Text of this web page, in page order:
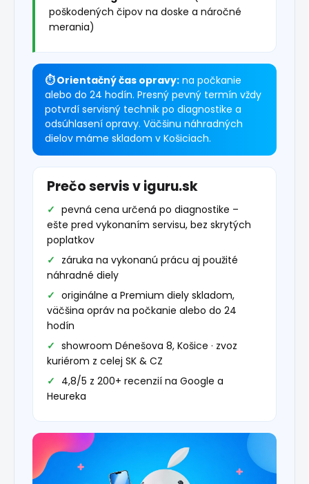
poškodených čipov na doske a náročné
merania)
⏱ Orientačný čas opravy: na počkanie
alebo do 24 hodín. Presný pevný termín vždy
potvrdí servisný technik po diagnostike a
odsúhlasení opravy. Väčšinu náhradných
dielov máme skladom v Košiciach.
Prečo servis v iguru.sk
pevná cena určená po diagnostike –
ešte pred vykonaním servisu, bez skrytých
poplatkov
záruka na vykonanú prácu aj použité
náhradné diely
originálne a Premium diely skladom,
väčšina opráv na počkanie alebo do 24
hodín
showroom Dénešova 8, Košice · zvoz
kuriérom z celej SK & CZ
4,8/5 z 200+ recenzií na Google a
Heureka